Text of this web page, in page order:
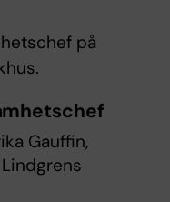
på
Gauffin,